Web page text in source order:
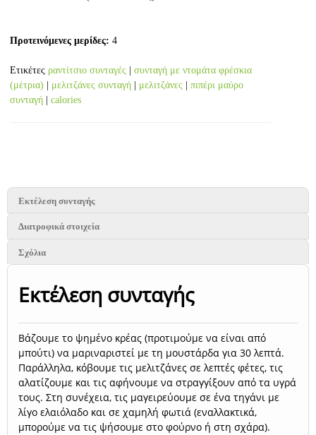
Προτεινόμενες μερίδες: 4
Ετικέτες ραντίτσιο συνταγές | συνταγή με ντομάτα φρέσκια
(μέτρια) | μελιτζάνες συνταγή | μελιτζάνες | πιπέρι μαύρο
συνταγή | calories
Εκτέλεση συνταγής
Διατροφικά στοιχεία
Σχόλια
Εκτέλεση συνταγής
Βάζουμε το ψημένο κρέας (προτιμούμε να είναι από
μπούτι) να μαριναριστεί με τη μουστάρδα για 30 λεπτά.
Παράλληλα, κόβουμε τις μελιτζάνες σε λεπτές φέτες, τις
αλατίζουμε και τις αφήνουμε να στραγγίξουν από τα υγρά
τους. Στη συνέχεια, τις μαγειρεύουμε σε ένα τηγάνι με
λίγο ελαιόλαδο και σε χαμηλή φωτιά (εναλλακτικά,
μπορούμε να τις ψήσουμε στο φούρνο ή στη σχάρα).